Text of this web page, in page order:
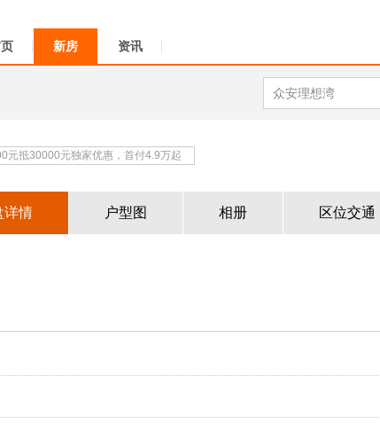
新房 资讯
元抵30000元独家优惠，首付4.9万起
详情 户型图 相册 区位交通